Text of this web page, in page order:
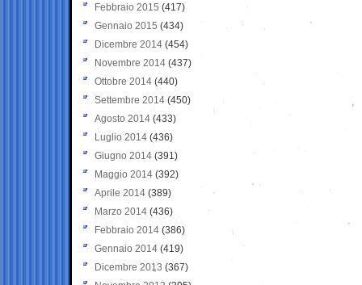
Febbraio 2015 (417)
Gennaio 2015 (434)
Dicembre 2014 (454)
Novembre 2014 (437)
Ottobre 2014 (440)
Settembre 2014 (450)
Agosto 2014 (433)
Luglio 2014 (436)
Giugno 2014 (391)
Maggio 2014 (392)
Aprile 2014 (389)
Marzo 2014 (436)
Febbraio 2014 (386)
Gennaio 2014 (419)
Dicembre 2013 (367)